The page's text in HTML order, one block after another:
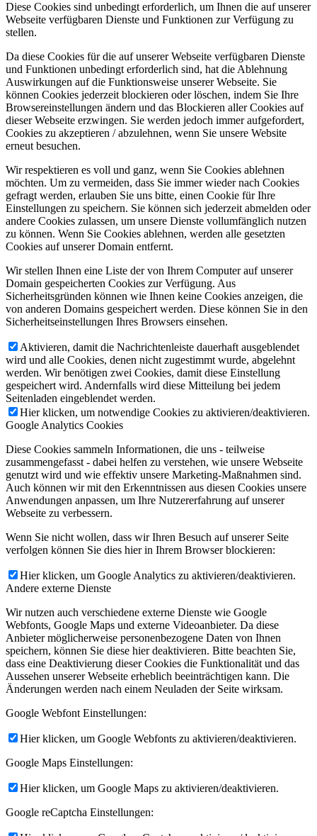
Diese Cookies sind unbedingt erforderlich, um Ihnen die auf unserer
Webseite verfügbaren Dienste und Funktionen zur Verfügung zu
stellen.
Da diese Cookies für die auf unserer Webseite verfügbaren Dienste
und Funktionen unbedingt erforderlich sind, hat die Ablehnung
Auswirkungen auf die Funktionsweise unserer Webseite. Sie
können Cookies jederzeit blockieren oder löschen, indem Sie Ihre
Browsereinstellungen ändern und das Blockieren aller Cookies auf
dieser Webseite erzwingen. Sie werden jedoch immer aufgefordert,
Cookies zu akzeptieren / abzulehnen, wenn Sie unsere Website
erneut besuchen.
Wir respektieren es voll und ganz, wenn Sie Cookies ablehnen
möchten. Um zu vermeiden, dass Sie immer wieder nach Cookies
gefragt werden, erlauben Sie uns bitte, einen Cookie für Ihre
Einstellungen zu speichern. Sie können sich jederzeit abmelden oder
andere Cookies zulassen, um unsere Dienste vollumfänglich nutzen
zu können. Wenn Sie Cookies ablehnen, werden alle gesetzten
Cookies auf unserer Domain entfernt.
Wir stellen Ihnen eine Liste der von Ihrem Computer auf unserer
Domain gespeicherten Cookies zur Verfügung. Aus
Sicherheitsgründen können wie Ihnen keine Cookies anzeigen, die
von anderen Domains gespeichert werden. Diese können Sie in den
Sicherheitseinstellungen Ihres Browsers einsehen.
Aktivieren, damit die Nachrichtenleiste dauerhaft ausgeblendet
wird und alle Cookies, denen nicht zugestimmt wurde, abgelehnt
werden. Wir benötigen zwei Cookies, damit diese Einstellung
gespeichert wird. Andernfalls wird diese Mitteilung bei jedem
Seitenladen eingeblendet werden.
Hier klicken, um notwendige Cookies zu aktivieren/deaktivieren.
Google Analytics Cookies
Diese Cookies sammeln Informationen, die uns - teilweise
zusammengefasst - dabei helfen zu verstehen, wie unsere Webseite
genutzt wird und wie effektiv unsere Marketing-Maßnahmen sind.
Auch können wir mit den Erkenntnissen aus diesen Cookies unsere
Anwendungen anpassen, um Ihre Nutzererfahrung auf unserer
Webseite zu verbessern.
Wenn Sie nicht wollen, dass wir Ihren Besuch auf unserer Seite
verfolgen können Sie dies hier in Ihrem Browser blockieren:
Hier klicken, um Google Analytics zu aktivieren/deaktivieren.
Andere externe Dienste
Wir nutzen auch verschiedene externe Dienste wie Google
Webfonts, Google Maps und externe Videoanbieter. Da diese
Anbieter möglicherweise personenbezogene Daten von Ihnen
speichern, können Sie diese hier deaktivieren. Bitte beachten Sie,
dass eine Deaktivierung dieser Cookies die Funktionalität und das
Aussehen unserer Webseite erheblich beeinträchtigen kann. Die
Änderungen werden nach einem Neuladen der Seite wirksam.
Google Webfont Einstellungen:
Hier klicken, um Google Webfonts zu aktivieren/deaktivieren.
Google Maps Einstellungen:
Hier klicken, um Google Maps zu aktivieren/deaktivieren.
Google reCaptcha Einstellungen: